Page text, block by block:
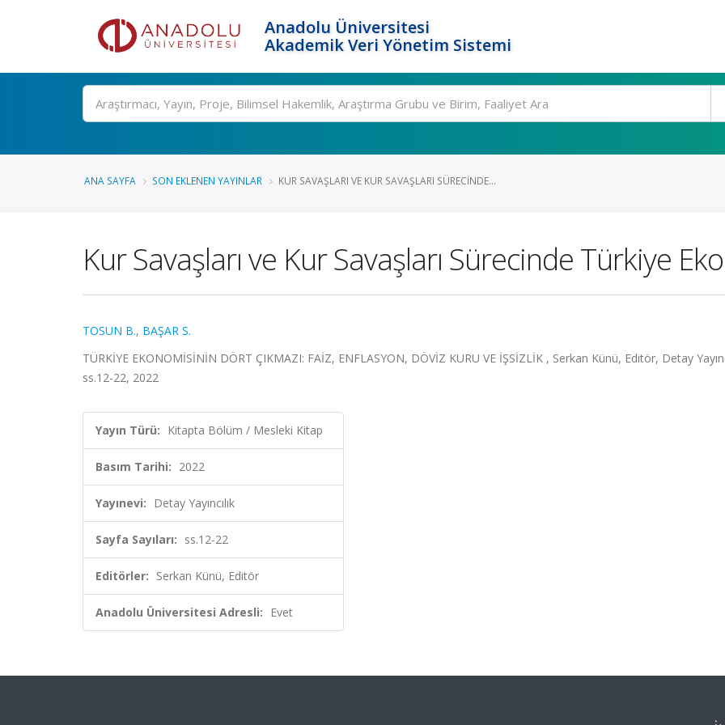
Anadolu Üniversitesi
Akademik Veri Yönetim Sistemi
Ara
ANA SAYFA SON EKLENEN YAYINLAR KUR SAVAŞLARI VE KUR SAVAŞLARI SÜRECINDE...
Kur Savaşları ve Kur Savaşları Sürecinde Türkiye
TOSUN B., BAŞAR S.
TÜRKİYE EKONOMİSİNİN DÖRT ÇIKMAZI: FAİZ, ENFLASYON, DÖVİZ KURU VE İŞSİZLİK , Serkan Künü, Editör, Detay
ss.12-22, 2022
Yayın Türü: Kitapta Bölüm / Mesleki Kitap
Basım Tarihi: 2022
Yayınevi: Detay Yayıncılık
Sayfa Sayıları: ss.12-22
Editörler: Serkan Künü, Editör
Anadolu Üniversitesi Adresli: Evet